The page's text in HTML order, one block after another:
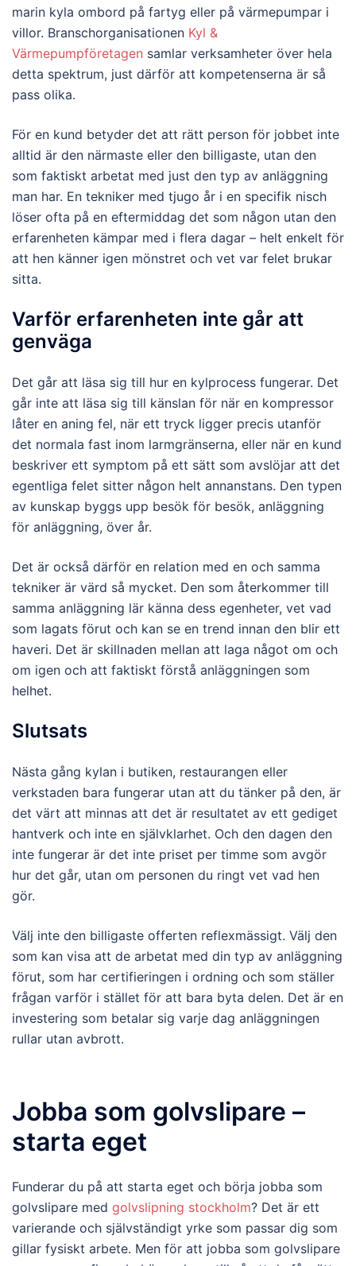
marin kyla ombord på fartyg eller på värmepumpar i
villor. Branschorganisationen Kyl &
Värmepumpföretagen samlar verksamheter över hela
detta spektrum, just därför att kompetenserna är så
pass olika.
För en kund betyder det att rätt person för jobbet inte
alltid är den närmaste eller den billigaste, utan den
som faktiskt arbetat med just den typ av anläggning
man har. En tekniker med tjugo år i en specifik nisch
löser ofta på en eftermiddag det som någon utan den
erfarenheten kämpar med i flera dagar – helt enkelt för
att hen känner igen mönstret och vet var felet brukar
sitta.
Varför erfarenheten inte går att
genväga
Det går att läsa sig till hur en kylprocess fungerar. Det
går inte att läsa sig till känslan för när en kompressor
låter en aning fel, när ett tryck ligger precis utanför
det normala fast inom larmgränserna, eller när en kund
beskriver ett symptom på ett sätt som avslöjar att det
egentliga felet sitter någon helt annanstans. Den typen
av kunskap byggs upp besök för besök, anläggning
för anläggning, över år.
Det är också därför en relation med en och samma
tekniker är värd så mycket. Den som återkommer till
samma anläggning lär känna dess egenheter, vet vad
som lagats förut och kan se en trend innan den blir ett
haveri. Det är skillnaden mellan att laga något om och
om igen och att faktiskt förstå anläggningen som
helhet.
Slutsats
Nästa gång kylan i butiken, restaurangen eller
verkstaden bara fungerar utan att du tänker på den, är
det värt att minnas att det är resultatet av ett gediget
hantverk och inte en självklarhet. Och den dagen den
inte fungerar är det inte priset per timme som avgör
hur det går, utan om personen du ringt vet vad hen
gör.
Välj inte den billigaste offerten reflexmässigt. Välj den
som kan visa att de arbetat med din typ av anläggning
förut, som har certifieringen i ordning och som ställer
frågan varför i stället för att bara byta delen. Det är en
investering som betalar sig varje dag anläggningen
rullar utan avbrott.
Jobba som golvslipare –
starta eget
Funderar du på att starta eget och börja jobba som
golvslipare med golvslipning stockholm? Det är ett
varierande och självständigt yrke som passar dig som
gillar fysiskt arbete. Men för att jobba som golvslipare